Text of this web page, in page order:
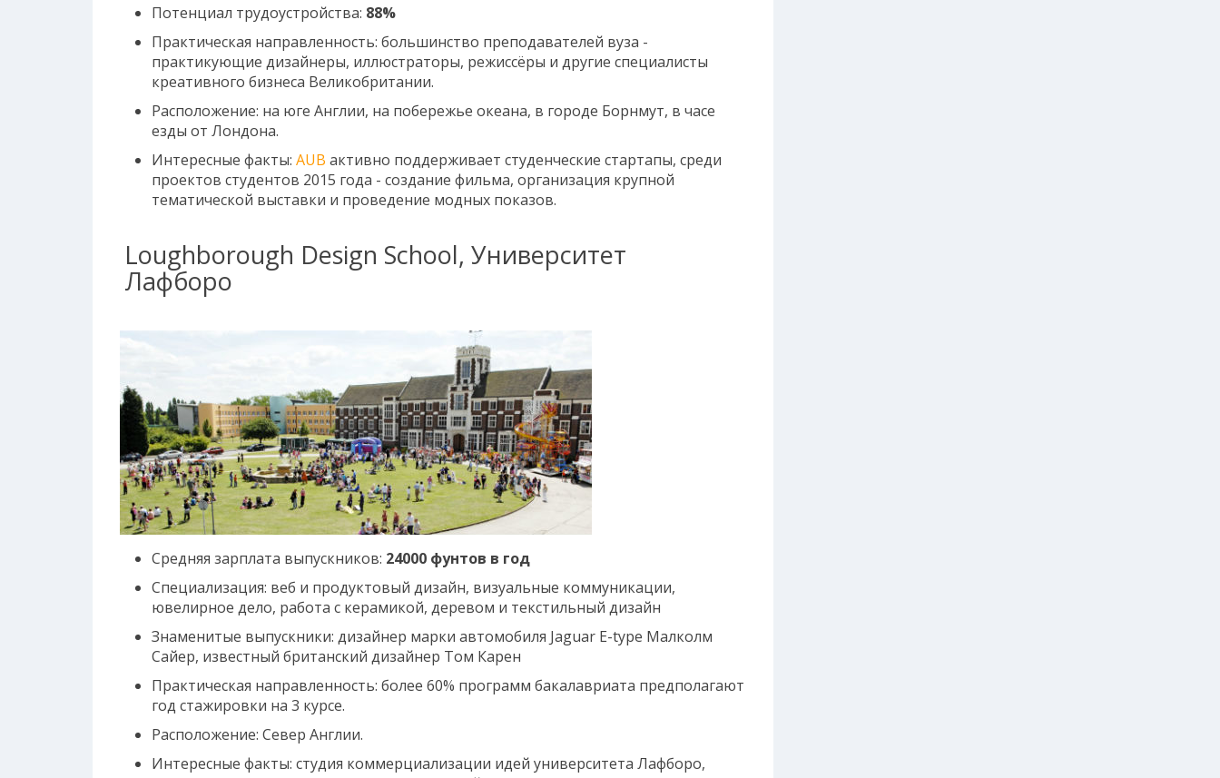
Потенциал трудоустройства: 88%
Практическая направленность: большинство преподавателей вуза -
практикующие дизайнеры, иллюстраторы, режиссёры и другие специалисты
креативного бизнеса Великобритании.
Расположение: на юге Англии, на побережье океана, в городе Борнмут, в часе
езды от Лондона.
Интересные факты: AUB активно поддерживает студенческие стартапы, среди
проектов студентов 2015 года - создание фильма, организация крупной
тематической выставки и проведение модных показов.
Loughborough Design School, Университет
Лафборо
Средняя зарплата выпускников: 24000 фунтов в год
Специализация: веб и продуктовый дизайн, визуальные коммуникации,
ювелирное дело, работа с керамикой, деревом и текстильный дизайн
Знаменитые выпускники: дизайнер марки автомобиля Jaguar E-type Малколм
Сайер, известный британский дизайнер Том Карен
Практическая направленность: более 60% программ бакалавриата предполагают
год стажировки на 3 курсе.
Расположение: Север Англии.
Интересные факты: студия коммерциализации идей университета Лафборо,